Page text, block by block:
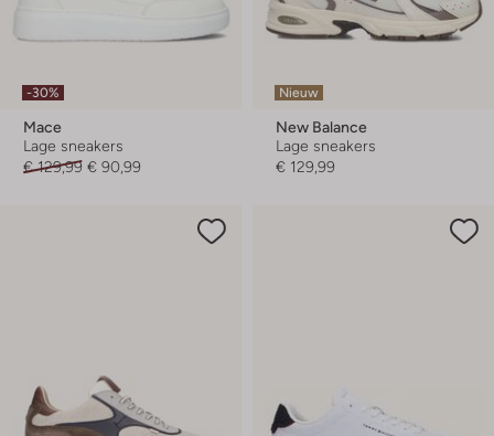
-30%
Mace
Lage sneakers
€ 129,99 € 90,99
Nieuw
New Balance
Lage sneakers
€ 129,99